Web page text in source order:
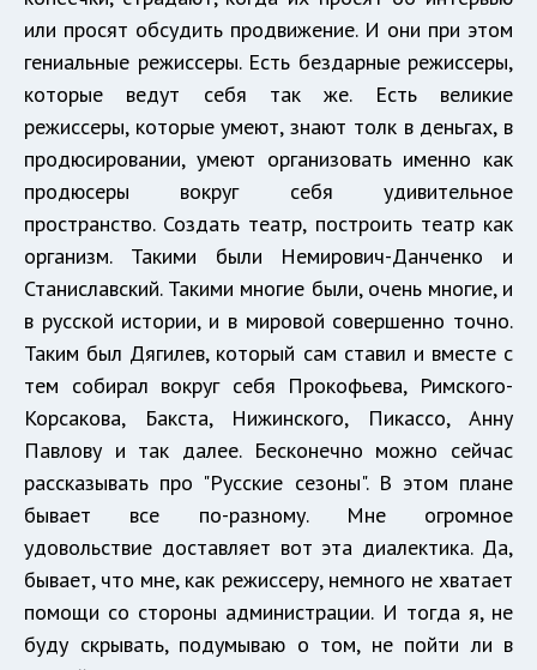
или просят обсудить продвижение. И они при этом
гениальные режиссеры. Есть бездарные режиссеры,
которые ведут себя так же. Есть великие
режиссеры, которые умеют, знают толк в деньгах, в
продюсировании, умеют организовать именно как
продюсеры вокруг себя удивительное
пространство. Создать театр, построить театр как
организм. Такими были Немирович-Данченко и
Станиславский. Такими многие были, очень многие, и
в русской истории, и в мировой совершенно точно.
Таким был Дягилев, который сам ставил и вместе с
тем собирал вокруг себя Прокофьева, Римского-
Корсакова, Бакста, Нижинского, Пикассо, Анну
Павлову и так далее. Бесконечно можно сейчас
рассказывать про "Русские сезоны". В этом плане
бывает все по-разному. Мне огромное
удовольствие доставляет вот эта диалектика. Да,
бывает, что мне, как режиссеру, немного не хватает
помощи со стороны администрации. И тогда я, не
буду скрывать, подумываю о том, не пойти ли в